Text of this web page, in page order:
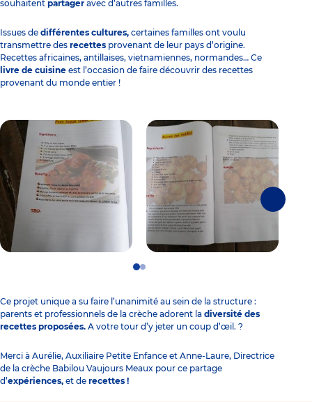
souhaitent partager avec d’autres familles.
Issues de différentes cultures, certaines familles ont voulu
transmettre des recettes provenant de leur pays d’origine.
Recettes africaines, antillaises, vietnamiennes, normandes… Ce
livre de cuisine est l’occasion de faire découvrir des recettes
provenant du monde entier !
Go
1
Go
2
Ce projet unique a su faire l’unanimité au sein de la structure :
parents et professionnels de la crèche adorent la diversité des
recettes proposées. A votre tour d’y jeter un coup d’œil. ?
Merci à Aurélie, Auxiliaire Petite Enfance et Anne-Laure, Directrice
de la crèche Babilou Vaujours Meaux pour ce partage
d’expériences, et de recettes !